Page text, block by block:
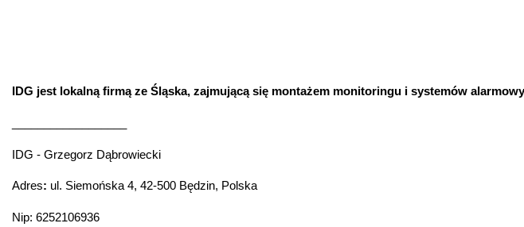
IDG jest lokalną firmą ze Śląska, zajmującą się montażem monitoringu i systemów
IDG - Grzegorz Dąbrowiecki
Adres: ul. Siemońska 4, 42-500 Będzin, Polska
Nip: 6252106936